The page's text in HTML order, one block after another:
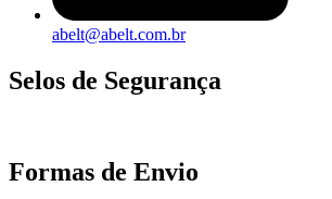
abelt@abelt.com.br
Selos de Segurança
Formas de Envio